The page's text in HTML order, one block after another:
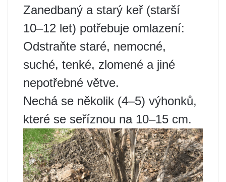
Zanedbaný a starý keř (starší
10–12 let) potřebuje omlazení:
Odstraňte staré, nemocné,
suché, tenké, zlomené a jiné
nepotřebné větve.
Nechá se několik (4–5) výhonků,
které se seříznou na 10–15 cm.